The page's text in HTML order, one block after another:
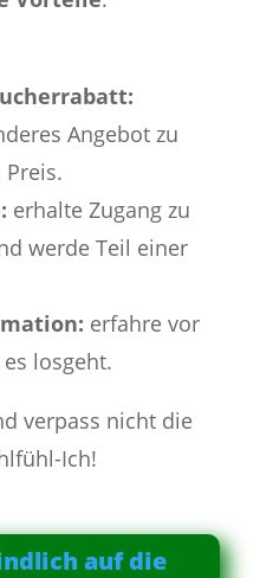
Angebot zu
erhalte Zugang zu
werde Teil einer
erfahre vor
losgeht.
verpass nicht die
Ich!
auf die